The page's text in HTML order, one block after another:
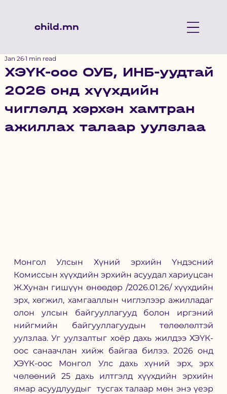
child.mn
ХЭҮК-оос ОУБ, ИНБ-уудтай
2026 онд хүүхдийн
чиглэлд хэрхэн хамтран
ажиллах талаар уулзлаа
Jan 26 1 min read
Монгол Улсын Хүний эрхийн Үндэсний
Комиссын хүүхдийн эрхийн асуудал хариуцсан
Ж.Хунан гишүүн өнөөдөр /2026.01.26/ хүүхдийн
эрх, хөгжил, хамгааллын чиглэлээр ажилладаг
олон улсын байгууллагууд болон иргэний
нийгмийн байгууллагуудын төлөөлөлтэй
уулзлаа. Уг уулзалтыг хоёр дахь жилдээ ХЭҮК-
оос санаачлан хийж байгаа билээ. 2026 онд
ХЭҮК-оос Монгол Улс дахь хүний эрх, эрх
чөлөөний 25 дахь илтгэлд хүүхдийн эрхийн
ямар асуудлуудыг  тусгах талаар мөн энэ үеэр